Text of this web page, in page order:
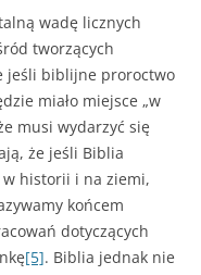
wadę licznych
tworzących
jeśli biblijne proroctwo
miało miejsce „w
musi wydarzyć się
że jeśli Biblia
w historii i na ziemi,
końcem
dotyczących
[5]. Biblia jednak nie